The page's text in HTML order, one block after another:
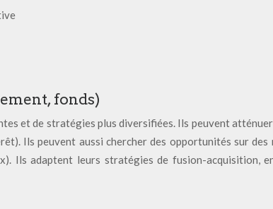
fonds)
et de stratégies plus diversifiées. Ils peuvent
Ils peuvent aussi chercher des opportunités sur des
Ils adaptent leurs stratégies de fusion-acquisition,